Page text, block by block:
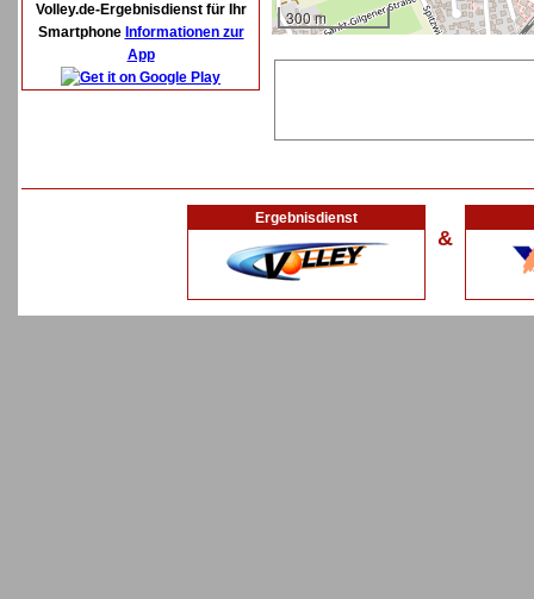
Volley.de-Ergebnisdienst für Ihr
Smartphone Informationen zur
App
300 m
Ergebnisdienst
&